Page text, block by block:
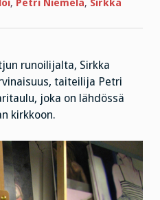
, Petri Niemelä, Sirkka
runoilijalta, Sirkka
taiteilija Petri
joka on lähdössä
kirkkoon.